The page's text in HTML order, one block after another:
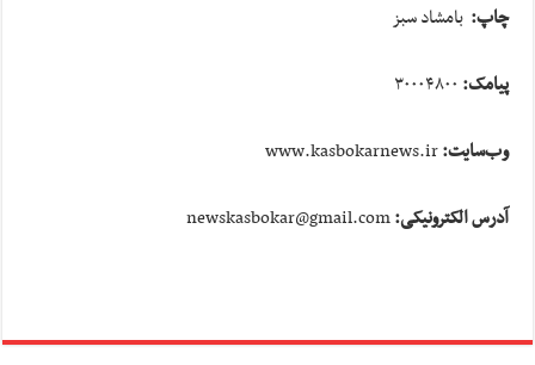
چاپ: بامشاد سبز
پیامک: ۳۰۰۰۴۸۰۰
وبسایت:www.kasbokarnews.ir
آدرس الکترونیکی:newskasbokar@gmail.com